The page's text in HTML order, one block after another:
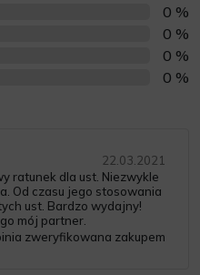
0 %
0 %
0 %
0 %
22.03.2021
ratunek dla ust. Niezwykle
Od czasu jego stosowania
ust. Bardzo wydajny!
mój partner.
zweryfikowana zakupem